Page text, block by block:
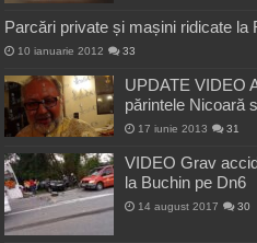
Parcări private și mașini ridicate la
10 ianuarie 2012 33
UPDATE VIDEO
părintele Nicoară
17 iunie 2013 31
VIDEO Grav
la Buchin pe Dn6
14 august 2017 30